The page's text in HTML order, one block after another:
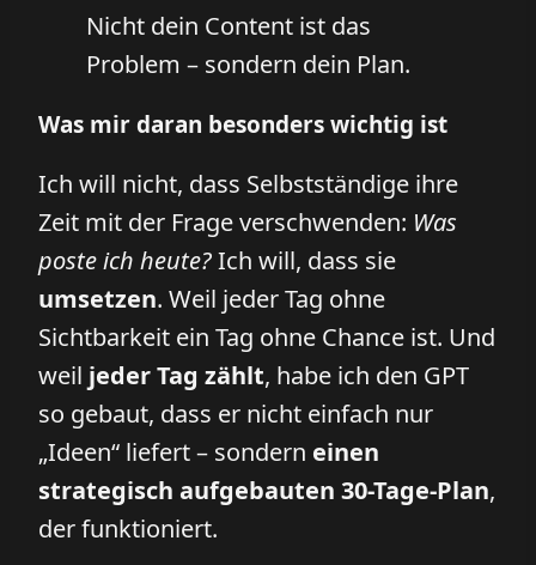
Nicht dein Content ist das
Problem – sondern dein Plan.
Was mir daran besonders wichtig ist
Ich will nicht, dass Selbstständige ihre
Zeit mit der Frage verschwenden: Was
poste ich heute?Ich will, dass sie
umsetzen. Weil jeder Tag ohne
Sichtbarkeit ein Tag ohne Chance ist. Und
weil jeder Tag zählt, habe ich den GPT
so gebaut, dass er nicht einfach nur
„Ideen“ liefert – sondern einen
strategisch aufgebauten 30-Tage-Plan,
der funktioniert.